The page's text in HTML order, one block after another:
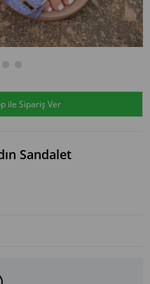
ile Sipariş Ver
Sandalet